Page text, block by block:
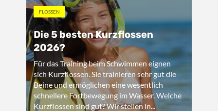
FLOSSEN
Die 5 besten Kurzflossen
2026?
Für das Training beim Schwimmen eignen
sich Kurzflossen. Sie trainieren sehr gut die
Beine und ermöglichen eine wesentlich
schnellere Fortbewegung im Wasser. Welche
Kurzflossen sind gut? Wir stellen in...